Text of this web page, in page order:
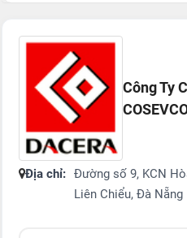
Công Ty
Địa chỉ: Đường số 9, KCN
Liên Chiểu, Đà Nẵng